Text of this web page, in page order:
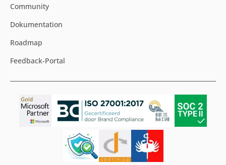
Community
Dokumentation
Roadmap
Feedback-Portal